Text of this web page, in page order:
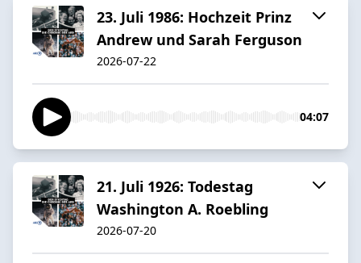
23. Juli 1986: Hochzeit Prinz
Andrew und Sarah Ferguson
2026-07-22
04:07
21. Juli 1926: Todestag
Washington A. Roebling
2026-07-20